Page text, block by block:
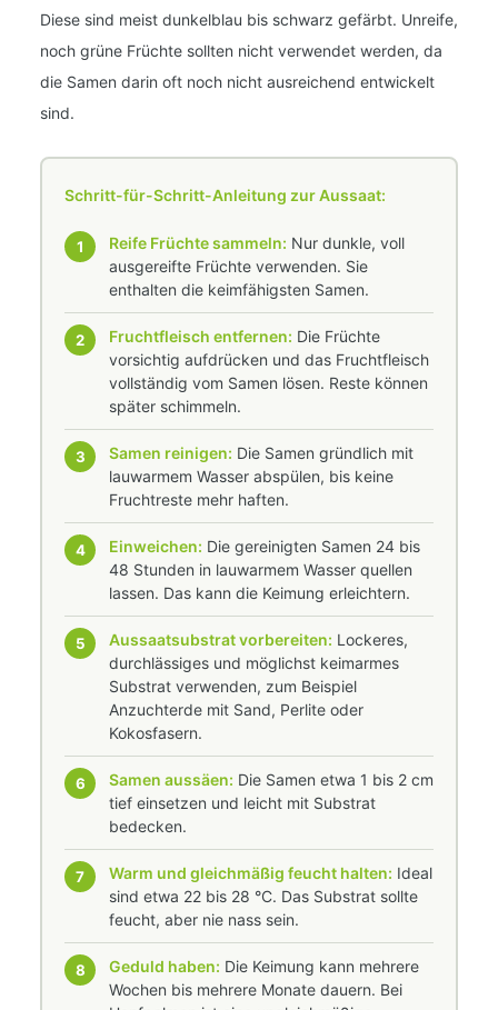
Diese sind meist dunkelblau bis schwarz gefärbt. Unreife,
noch grüne Früchte sollten nicht verwendet werden, da
die Samen darin oft noch nicht ausreichend entwickelt
sind.
Schritt-für-Schritt-Anleitung zur Aussaat:
1 Reife Früchte sammeln: Nur dunkle, voll
ausgereifte Früchte verwenden. Sie
enthalten die keimfähigsten Samen.
2 Fruchtfleisch entfernen: Die Früchte
vorsichtig aufdrücken und das Fruchtfleisch
vollständig vom Samen lösen. Reste können
später schimmeln.
3 Samen reinigen: Die Samen gründlich mit
lauwarmem Wasser abspülen, bis keine
Fruchtreste mehr haften.
4 Einweichen: Die gereinigten Samen 24 bis
48 Stunden in lauwarmem Wasser quellen
lassen. Das kann die Keimung erleichtern.
5 Aussaatsubstrat vorbereiten: Lockeres,
durchlässiges und möglichst keimarmes
Substrat verwenden, zum Beispiel
Anzuchterde mit Sand, Perlite oder
Kokosfasern.
6 Samen aussäen: Die Samen etwa 1 bis 2 cm
tief einsetzen und leicht mit Substrat
bedecken.
7 Warm und gleichmäßig feucht halten: Ideal
sind etwa 22 bis 28 °C. Das Substrat sollte
feucht, aber nie nass sein.
8 Geduld haben: Die Keimung kann mehrere
Wochen bis mehrere Monate dauern. Bei